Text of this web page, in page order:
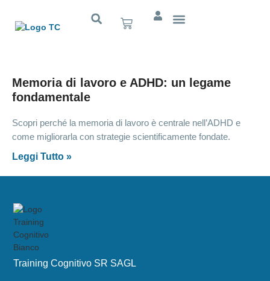
Memoria di lavoro e ADHD: un legame
fondamentale
Scopri perché la memoria di lavoro è centrale nell’ADHD e
come migliorarla con strategie scientificamente fondate.
Leggi Tutto »
Training Cognitivo SR SAGL